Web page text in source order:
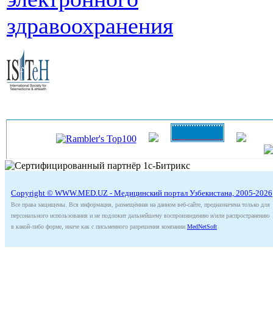
здравоохранения
Copyright © WWW.MED.UZ - Медицинский портал Узбекистана, 2005-2026
Все права защищены. Вся информация, размещённая на данном веб-сайте, предназначена только для
персонального использования и не подлежит дальнейшему воспроизведению и/или распространению
в какой-либо форме, иначе как с письменного разрешения компании MedNetSoft